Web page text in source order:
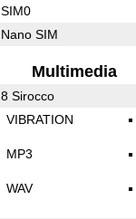
SIM0
Nano SIM
Multimedia
8 Sirocco
VIBRATION
MP3
WAV